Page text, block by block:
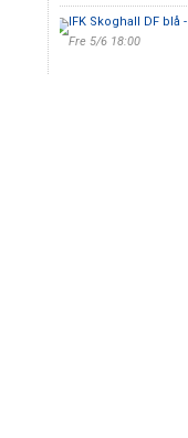
IFK Skoghall DF blå -
Fre 5/6 18:00